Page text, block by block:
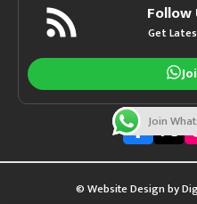
Follow
Get
© Website Design by
Join